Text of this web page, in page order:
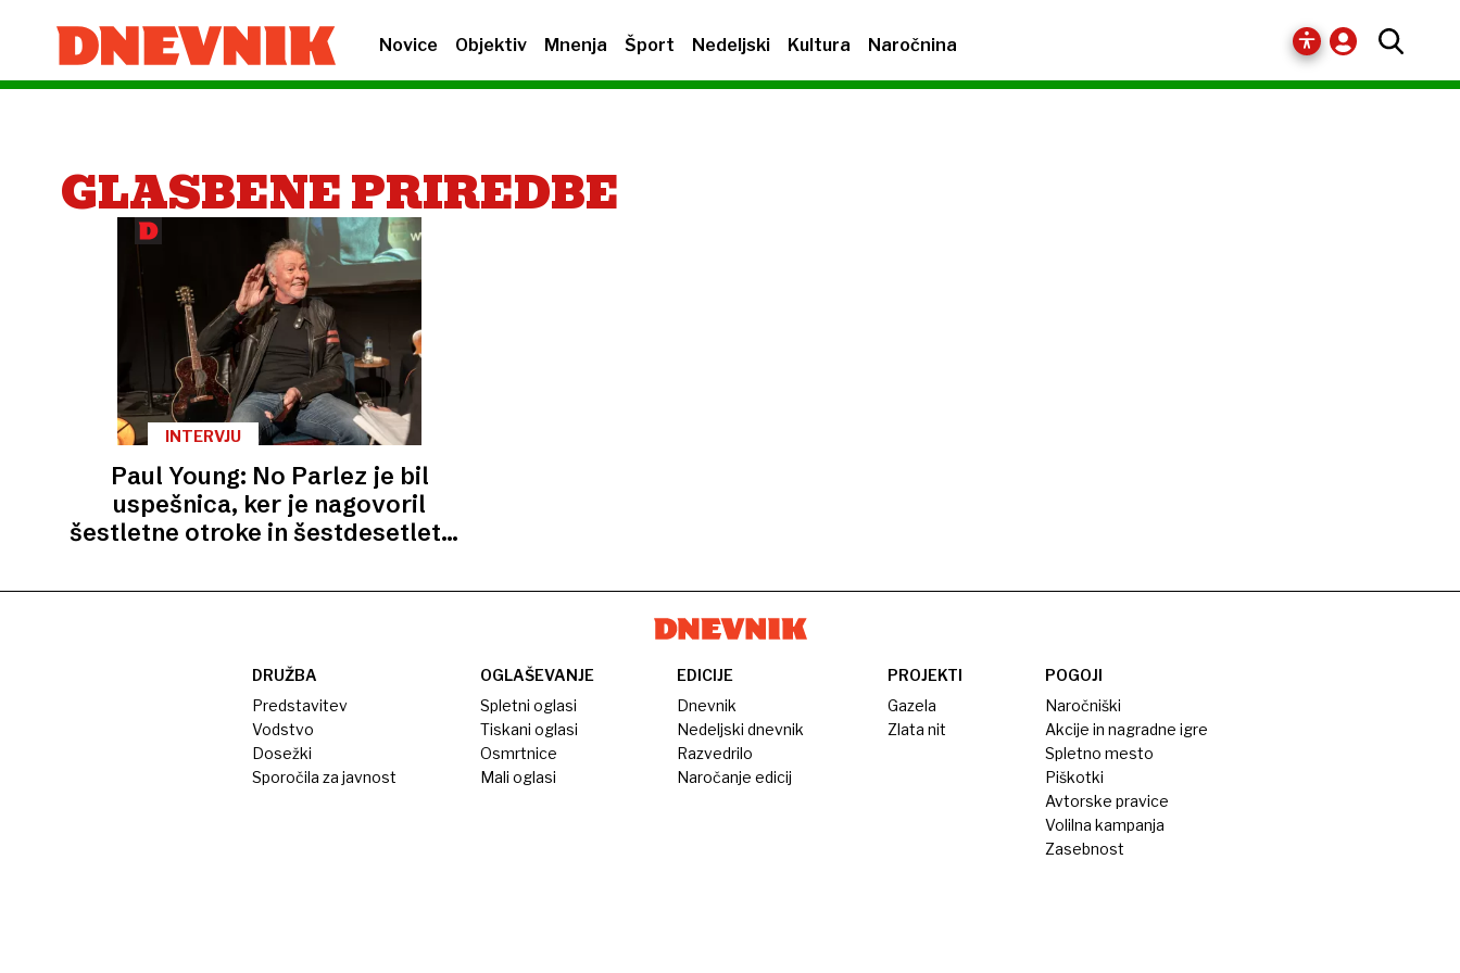
Novice Objektiv Mnenja Šport Nedeljski Kultura Naročnina
GLASBENE PRIREDBE
INTERVJU
Paul Young: No Parlez je bil
uspešnica, ker je nagovoril
šestletne otroke in šestdesetletne
DRUŽBA
Predstavitev
Vodstvo
Dosežki
Sporočila za javnost
OGLAŠEVANJE
Spletni oglasi
Tiskani oglasi
Osmrtnice
Mali oglasi
EDICIJE
Dnevnik
Nedeljski dnevnik
Razvedrilo
Naročanje edicij
PROJEKTI
Gazela
Zlata nit
POGOJI
Naročniški
Akcije in nagradne igre
Spletno mesto
Piškotki
Avtorske pravice
Volilna kampanja
Zasebnost